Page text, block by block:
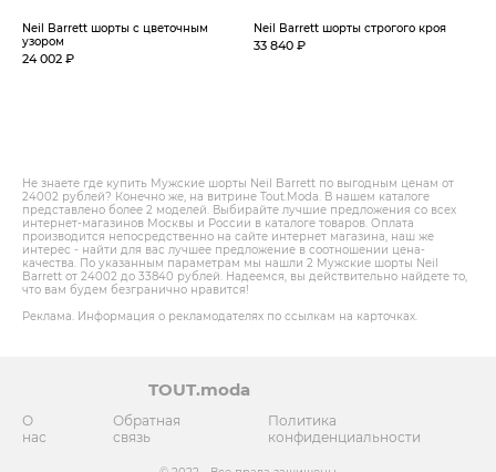
Neil Barrett шорты с цветочным
узором
24 002 ₽
Neil Barrett шорты строгого кроя
33 840 ₽
Не знаете где купить Мужские шорты Neil Barrett по выгодным ценам от
24002 рублей? Конечно же, на витрине Tout.Modа. В нашем каталоге
представлено более 2 моделей. Выбирайте лучшие предложения со всех
интернет-магазинов Москвы и России в каталоге товаров. Оплата
производится непосредственно на сайте интернет магазина, наш же
интерес - найти для вас лучшее предложение в соотношении цена-
качества. По указанным параметрам мы нашли 2 Мужские шорты Neil
Barrett от 24002 до 33840 рублей. Надеемся, вы действительно найдете то,
что вам будем безгранично нравится!
Реклама. Информация о рекламодателях по ссылкам на карточках.
TOUT.moda
О
нас
Обратная
связь
Политика
конфиденциальности